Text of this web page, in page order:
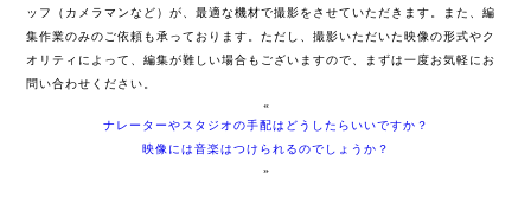
ッフ（カメラマンなど）が、最適な機材で撮影をさせていただきます。また、編
集作業のみのご依頼も承っております。ただし、撮影いただいた映像の形式やク
オリティによって、編集が難しい場合もございますので、まずは一度お気軽にお
問い合わせください。
«
ナレーターやスタジオの手配はどうしたらいいですか？
映像には音楽はつけられるのでしょうか？
»